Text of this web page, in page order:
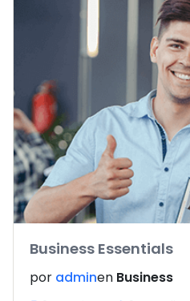
Business Essentials
por adminen Business